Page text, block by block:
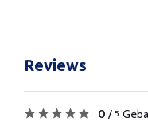
Reviews
0 / 5